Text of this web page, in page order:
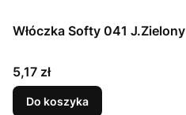
Włóczka Softy 041 J.Zielony
Cena
5,17 zł
Do koszyka